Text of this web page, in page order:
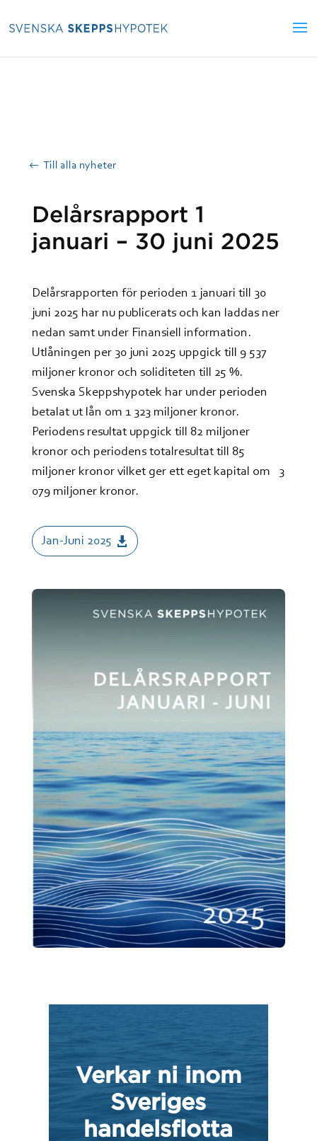
Till alla nyheter
Delårsrapport 1
januari – 30 juni 2025
Delårsrapporten för perioden 1 januari till 30
juni 2025 har nu publicerats och kan laddas ner
nedan samt under Finansiell information.
Utlåningen per 30 juni 2025 uppgick till 9 537
miljoner kronor och soliditeten till 25 %.
Svenska Skeppshypotek har under perioden
betalat ut lån om 1 323 miljoner kronor.
Periodens resultat uppgick till 82 miljoner
kronor och periodens totalresultat till 85
miljoner kronor vilket ger ett eget kapital om 3
079 miljoner kronor.
Jan-Juni 2025
Verkar ni inom
Sveriges
handelsflotta